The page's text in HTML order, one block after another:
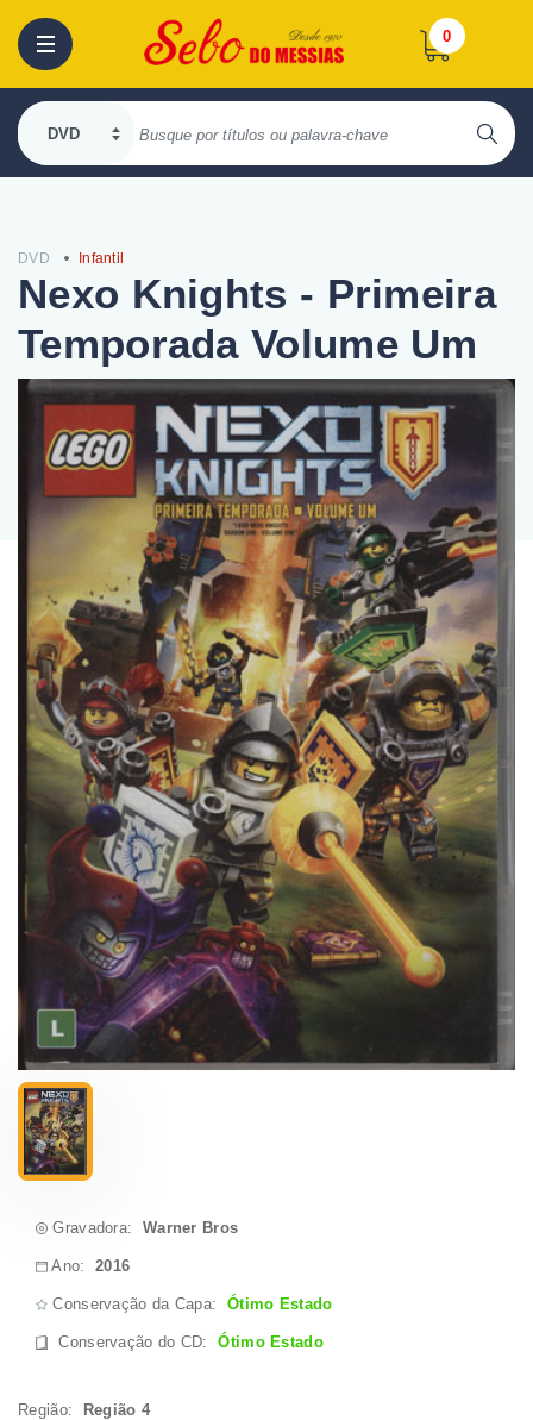
0
DVD Infantil
Nexo Knights - Primeira
Temporada Volume Um
Gravadora: Warner Bros
Ano:2016
Conservação da Capa: Ótimo Estado
Conservação do CD:Ótimo Estado
Região: Região 4